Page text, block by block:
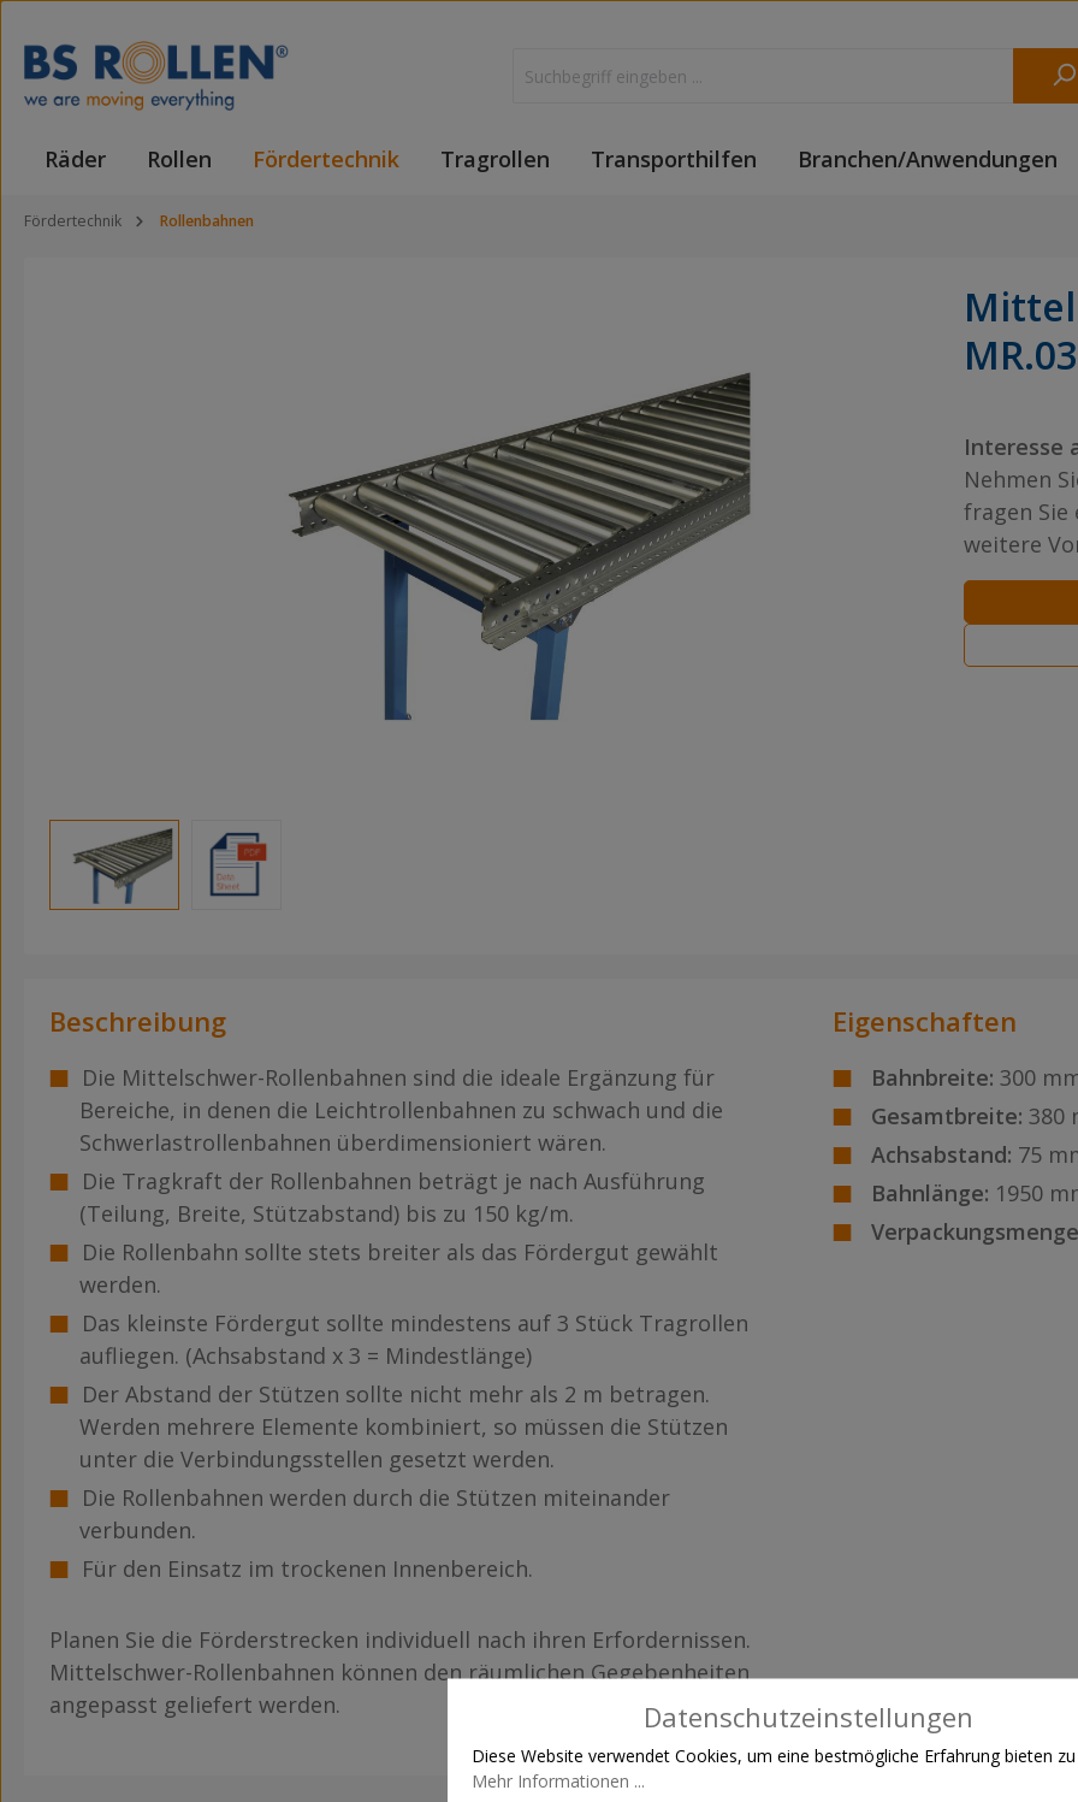
Räder Rollen Fördertechnik Tragrollen Transporthilfen Branchen/Anwendungen
Fördertechnik Rollenbahnen
Interesse
Nehmen
fragen Sie
weitere
Beschreibung
Die Mittelschwer-Rollenbahnen sind die ideale Ergänzung für
Bereiche, in denen die Leichtrollenbahnen zu schwach und die
Schwerlastrollenbahnen überdimensioniert wären.
Die Tragkraft der Rollenbahnen beträgt je nach Ausführung
(Teilung, Breite, Stützabstand) bis zu 150 kg/m.
Die Rollenbahn sollte stets breiter als das Fördergut gewählt
werden.
Das kleinste Fördergut sollte mindestens auf 3 Stück Tragrollen
aufliegen. (Achsabstand x 3 = Mindestlänge)
Der Abstand der Stützen sollte nicht mehr als 2 m betragen.
Werden mehrere Elemente kombiniert, so müssen die Stützen
unter die Verbindungsstellen gesetzt werden.
Die Rollenbahnen werden durch die Stützen miteinander
verbunden.
Für den Einsatz im trockenen Innenbereich.
Planen Sie die Förderstrecken individuell nach ihren Erfordernissen.
Mittelschwer-Rollenbahnen können den räumlichen Gegebenheiten
angepasst geliefert werden.
Eigenschaften
Bahnbreite: 300
Gesamtbreite: 380
Achsabstand: 75
Bahnlänge: 1950
Datenschutzeinstellungen
Diese Website verwendet Cookies, um eine bestmögliche Erfahrung bieten
Mehr Informationen ...